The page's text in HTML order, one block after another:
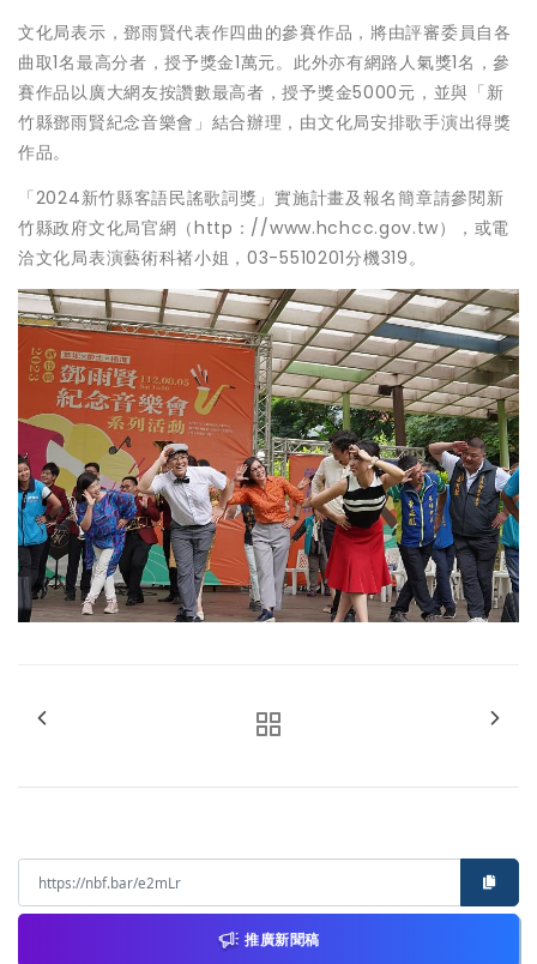
文化局表示，鄧雨賢代表作四曲的參賽作品，將由評審委員自各
曲取1名最高分者，授予獎金1萬元。此外亦有網路人氣獎1名，參
賽作品以廣大網友按讚數最高者，授予獎金5000元，並與「新
竹縣鄧雨賢紀念音樂會」結合辦理，由文化局安排歌手演出得獎
作品。
「2024新竹縣客語民謠歌詞獎」實施計畫及報名簡章請參閱新
竹縣政府文化局官網（http：//www.hchcc.gov.tw），或電
洽文化局表演藝術科褚小姐，03-5510201分機319。
推廣新聞稿